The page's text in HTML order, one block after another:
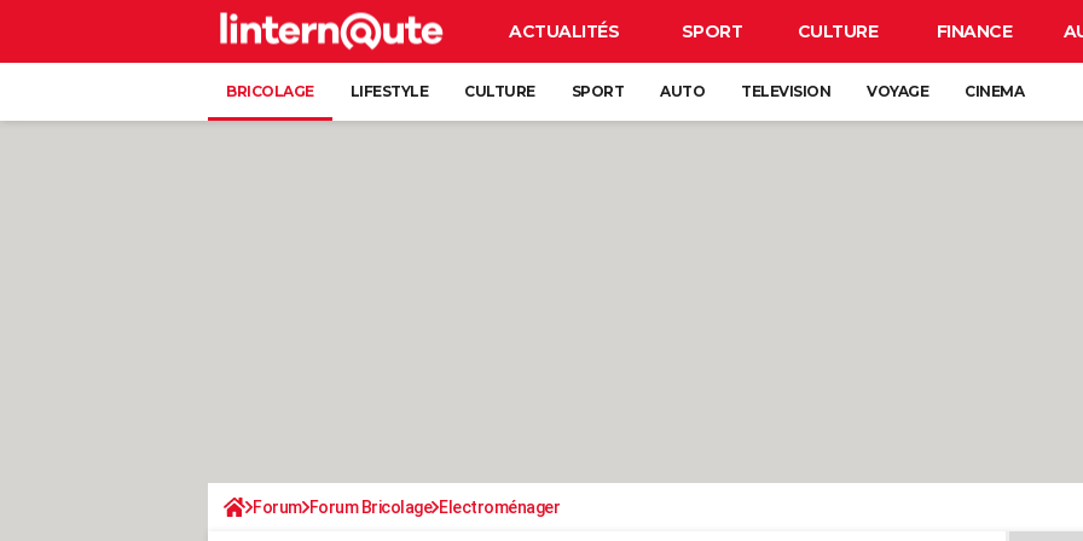
ACTUALITÉS SPORT CULTURE FINANCE
BRICOLAGE LIFESTYLE CULTURE SPORT AUTO TELEVISION VOYAGE CINEMA
Forum Forum Bricolage Electroménager